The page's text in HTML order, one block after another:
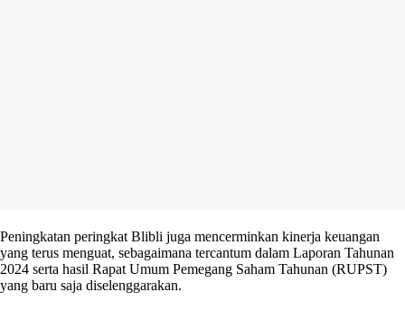
Peningkatan peringkat Blibli juga mencerminkan kinerja keuangan
yang terus menguat, sebagaimana tercantum dalam Laporan Tahunan
2024 serta hasil Rapat Umum Pemegang Saham Tahunan (RUPST)
yang baru saja diselenggarakan.